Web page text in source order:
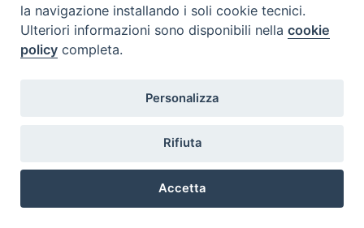
la navigazione installando i soli cookie tecnici.
Ulteriori informazioni sono disponibili nellacookie
policy completa.
Personalizza
Rifiuta
Accetta